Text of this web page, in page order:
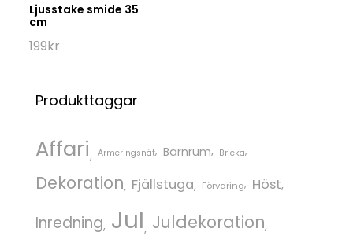
Ljusstake smide 35
cm
199kr
Produkttaggar
Affari Armeringsnät Barnrum Bricka
Dekoration Fjällstuga Förvaring Höst
Inredning Jul Juldekoration